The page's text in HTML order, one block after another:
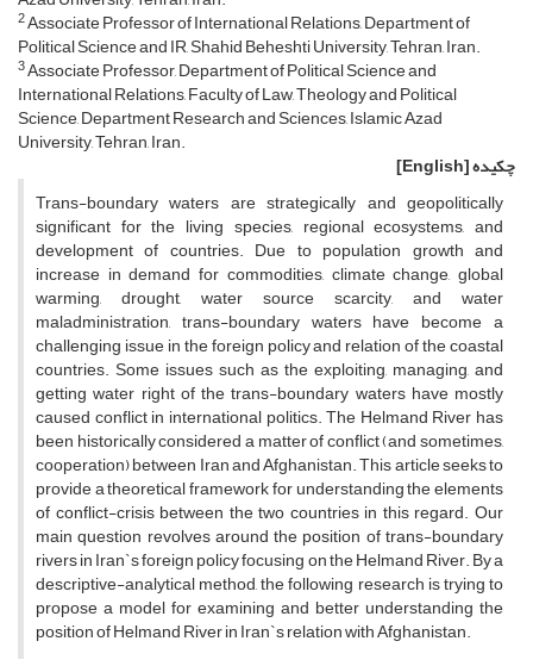
2Associate Professor of International Relations, Department of
Political Science and IR, Shahid Beheshti University, Tehran, Iran.
3Associate Professor, Department of Political Science and
International Relations, Faculty of Law, Theology and Political
Science, Department Research and Sciences, Islamic Azad
University, Tehran, Iran.
چکیده[English]
Trans-boundary waters are strategically and geopolitically
significant for the living species, regional ecosystems, and
development of countries. Due to population growth and
increase in demand for commodities, climate change, global
warming, drought, water source scarcity, and water
maladministration, trans-boundary waters have become a
challenging issue in the foreign policy and relation of the coastal
countries. Some issues such as the exploiting, managing, and
getting water right of the trans-boundary waters have mostly
caused conflict in international politics. The Helmand River has
been historically considered a matter of conflict (and sometimes,
cooperation) between Iran and Afghanistan. This article seeks to
provide a theoretical framework for understanding the elements
of conflict-crisis between the two countries in this regard. Our
main question revolves around the position of trans-boundary
rivers in Iran`s foreign policy focusing on the Helmand River. By a
descriptive-analytical method, the following research is trying to
propose a model for examining and better understanding the
position of Helmand River in Iran`s relation with Afghanistan.